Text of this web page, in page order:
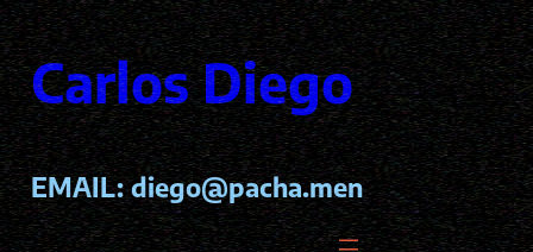
Pular
para
o
conteúdo
Carlos Diego
EMAIL:diego@pacha.men